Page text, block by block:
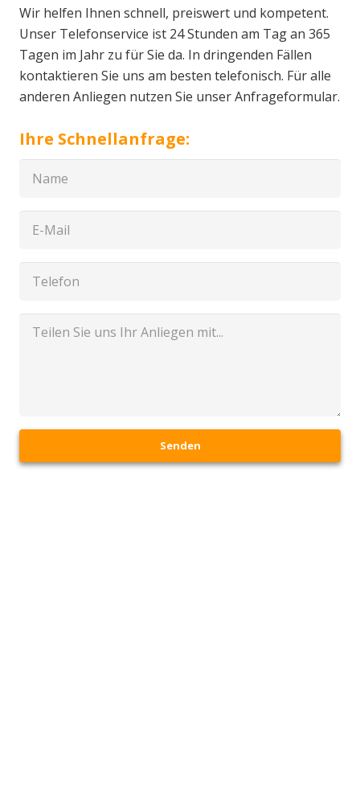
Wir helfen Ihnen schnell, preiswert und kompetent.
Unser Telefonservice ist 24 Stunden am Tag an 365
Tagen im Jahr zu für Sie da. In dringenden Fällen
kontaktieren Sie uns am besten telefonisch. Für alle
anderen Anliegen nutzen Sie unser Anfrageformular.
Ihre Schnellanfrage:
Senden